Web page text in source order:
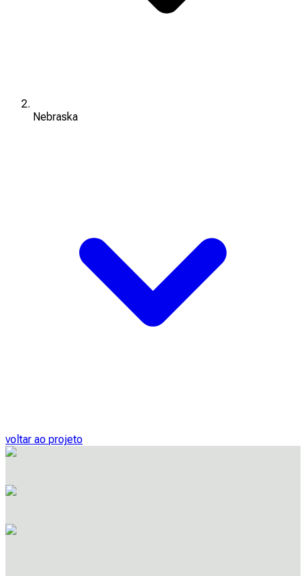
Nebraska
voltar ao projeto